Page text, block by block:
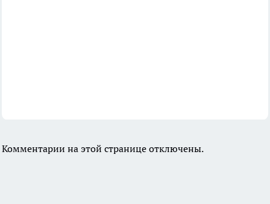
Комментарии на этой странице отключены.